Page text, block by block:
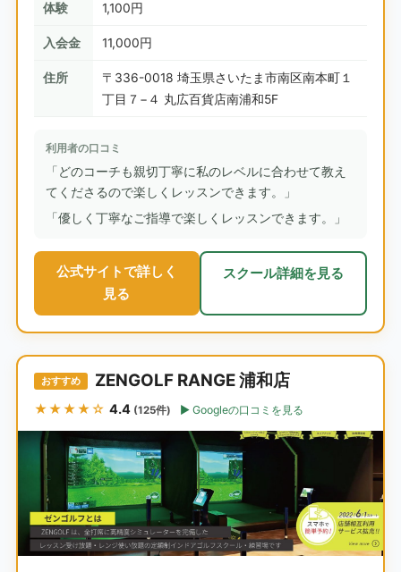
体験 1,100円
入会金 11,000円
住所
〒336-0018 埼玉県さいたま市南区南本町１
丁目７−４ 丸広百貨店南浦和5F
利用者の口コミ
「どのコーチも親切丁寧に私のレベルに合わせて教え
てくださるので楽しくレッスンできます。」
「優しく丁寧なご指導で楽しくレッスンできます。」
公式サイトで詳しく
見る
スクール詳細を見る
おすすめ ZENGOLF RANGE 浦和店
★★★★☆ 4.4 (125件) Googleの口コミを見る